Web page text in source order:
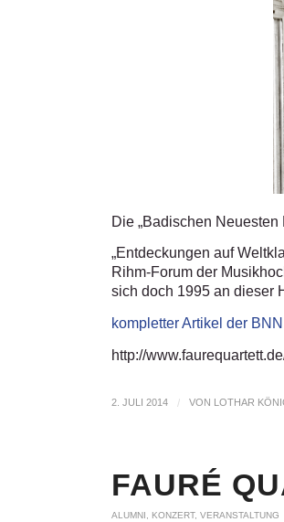
Die „Badischen
„Entdeckungen auf
Rihm-Forum der
sich doch 1995 an dieser
kompletter Artikel der
http://
2. JULI 2014 / VON LOTHAR
FAURÉ
ALUMNI, KONZERT, VERANSTALTUNG